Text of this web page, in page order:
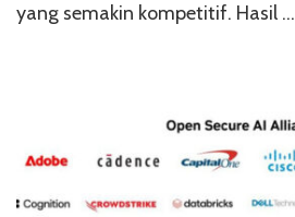
yang semakin kompetitif. Hasil …